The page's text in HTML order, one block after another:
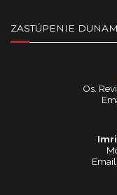
ZASTÚPENIE
Os.
Email: